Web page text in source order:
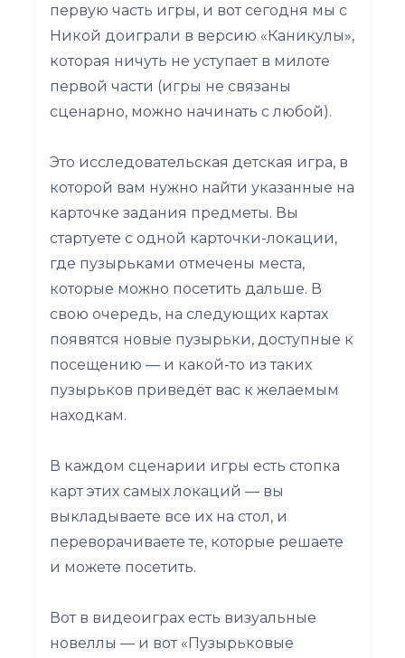
первую часть игры, и вот сегодня мы с
Никой доиграли в версию «Каникулы»,
которая ничуть не уступает в милоте
первой части (игры не связаны
сценарно, можно начинать с любой).
Это исследовательская детская игра, в
которой вам нужно найти указанные на
карточке задания предметы. Вы
стартуете с одной карточки-локации,
где пузырьками отмечены места,
которые можно посетить дальше. В
свою очередь, на следующих картах
появятся новые пузырьки, доступные к
посещению — и какой-то из таких
пузырьков приведёт вас к желаемым
находкам.
В каждом сценарии игры есть стопка
карт этих самых локаций — вы
выкладываете все их на стол, и
переворачиваете те, которые решаете
и можете посетить.
Вот в видеоиграх есть визуальные
новеллы — и вот «Пузырьковые